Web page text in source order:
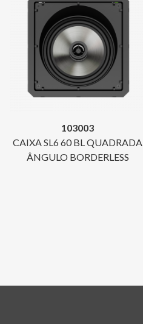
103003
CAIXA SL6 60 BL QUADRADA
ÂNGULO BORDERLESS